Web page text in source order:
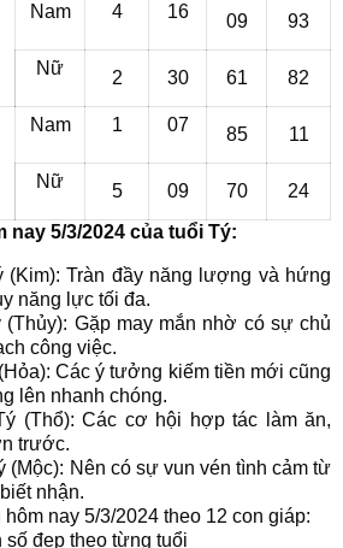
Nam 4 16 09 93
Nữ 2 30 61 82
Nam 1 07 85 11
Nữ 5 09 70
24
5/3/2024 của tuổi Tý:
(Kim): Tràn đầy năng lượng và hứng
năng lực tối đa.
Gặp may mắn nhờ có sự chủ
công việc.
Các ý tưởng kiếm tiền mới cũng
lên nhanh chóng.
(Thổ): Các cơ hội hợp tác làm ăn,
trước.
(Mộc): Nên có sự vun vén tình cảm từ
nhận.